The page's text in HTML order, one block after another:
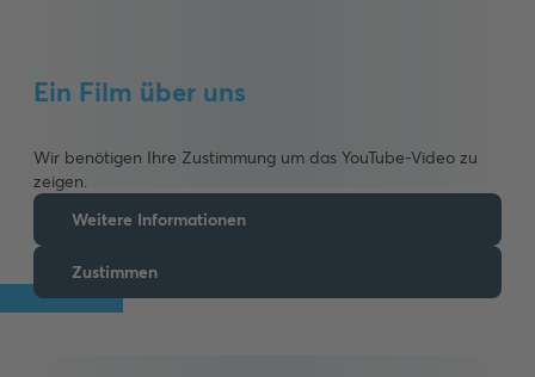
Ein Film über uns
Wir benötigen Ihre Zustimmung um das YouTube-Video zu
zeigen.
Weitere Informationen
Zustimmen